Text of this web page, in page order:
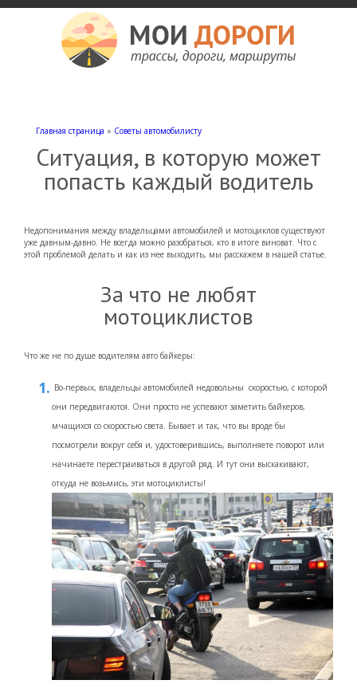
Главная страница » Советы автомобилисту
Ситуация, в которую может
попасть каждый водитель
Недопонимания между владельцами автомобилей и мотоциклов существуют
уже давным-давно. Не всегда можно разобраться, кто в итоге виноват. Что с
этой проблемой делать и как из нее выходить, мы расскажем в нашей статье.
За что не любят
мотоциклистов
Что же не по душе водителям авто байкеры:
Во-первых, владельцы автомобилей недовольны скоростью, с которой
они передвигаются. Они просто не успевают заметить байкеров,
мчащихся со скоростью света. Бывает и так, что вы вроде бы
посмотрели вокруг себя и, удостоверившись, выполняете поворот или
начинаете перестраиваться в другой ряд. И тут они выскакивают,
откуда не возьмись, эти мотоциклисты!